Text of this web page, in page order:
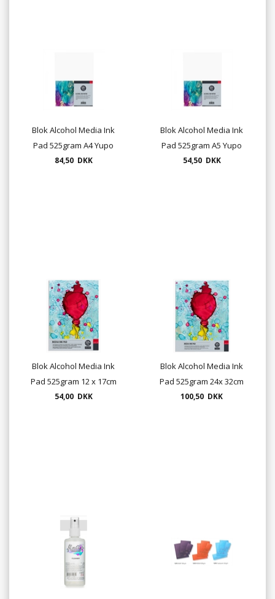
Blok Alcohol Media Ink
Pad 525gram A4 Yupo
84,50 DKK
Blok Alcohol Media Ink
Pad 525gram A5 Yupo
54,50 DKK
Blok Alcohol Media Ink
Pad 525gram 12 x 17cm
Yupo
54,00 DKK
Blok Alcohol Media Ink
Pad 525gram 24x 32cm
Yupo
100,50 DKK